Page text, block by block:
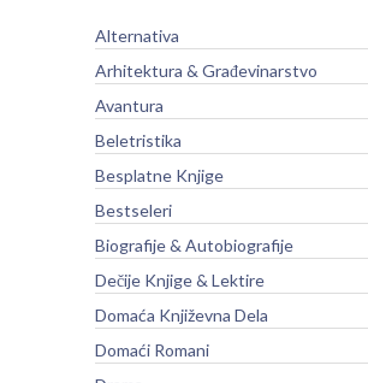
Alternativa
Arhitektura & Građevinarstvo
Avantura
Beletristika
Besplatne Knjige
Bestseleri
Biografije & Autobiografije
Dečije Knjige & Lektire
Domaća Književna Dela
Domaći Romani